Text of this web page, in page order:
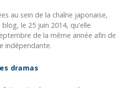
au sein de la chaîne japonaise,
le 25 juin 2014, qu'elle
de la même année afin de
indépendante.
dramas